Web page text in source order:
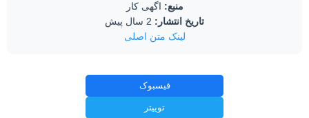
منبع: اگهی کار
تاریخ انتشار:
لینک متن اصلی
فیسبوک
توییتر